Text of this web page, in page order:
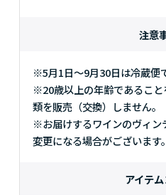
注意
※5月1日～9月30日は冷蔵便
※20歳以上の年齢であるこ
類を販売（交換）しません。
※お届けするワインのヴィン
変更になる場合がございます
アイテ